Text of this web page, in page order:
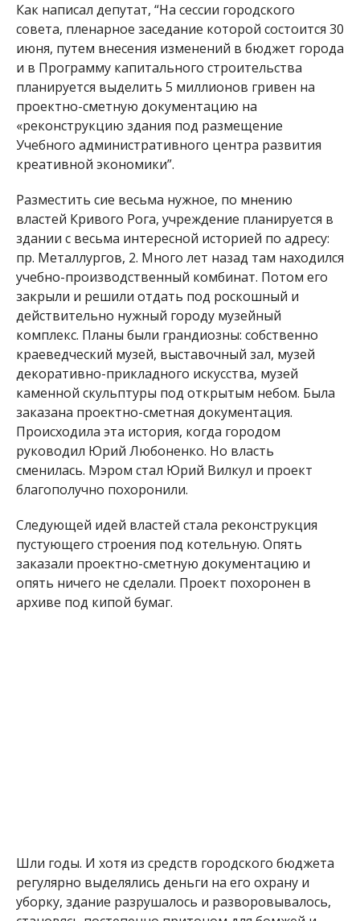
Как написал депутат, “На сессии городского
совета, пленарное заседание которой состоится 30
июня, путем внесения изменений в бюджет города
и в Программу капитального строительства
планируется выделить 5 миллионов гривен на
проектно-сметную документацию на
«реконструкцию здания под размещение
Учебного административного центра развития
креативной экономики”.
Разместить сие весьма нужное, по мнению
властей Кривого Рога, учреждение планируется в
здании с весьма интересной историей по адресу:
пр. Металлургов, 2. Много лет назад там находился
учебно-производственный комбинат. Потом его
закрыли и решили отдать под роскошный и
действительно нужный городу музейный
комплекс. Планы были грандиозны: собственно
краеведческий музей, выставочный зал, музей
декоративно-прикладного искусства, музей
каменной скульптуры под открытым небом. Была
заказана проектно-сметная документация.
Происходила эта история, когда городом
руководил Юрий Любоненко. Но власть
сменилась. Мэром стал Юрий Вилкул и проект
благополучно похоронили.
Следующей идей властей стала реконструкция
пустующего строения под котельную. Опять
заказали проектно-сметную документацию и
опять ничего не сделали. Проект похоронен в
архиве под кипой бумаг.
Шли годы. И хотя из средств городского бюджета
регулярно выделялись деньги на его охрану и
уборку, здание разрушалось и разворовывалось,